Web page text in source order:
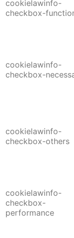
cookielawinfo-
checkbox-
cookielawinfo-
checkbox-
cookielawinfo-
checkbox-others
cookielawinfo-
checkbox-
performance